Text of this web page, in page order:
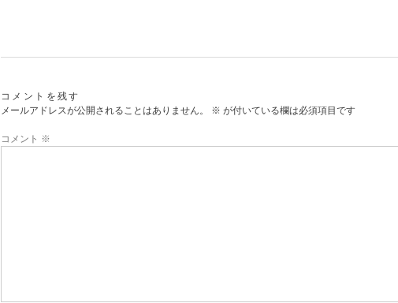
コメントを残す
メールアドレスが公開されることはありません。
※ が付いている欄は必須項目です
コメント ※